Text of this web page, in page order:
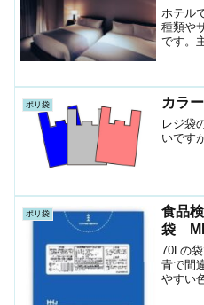
ホテル
種類や
です。
度）材
（
ポリ袋 カラ
レジ袋
いです
ポリ袋
食品
袋
70Lの
青で間
やすい